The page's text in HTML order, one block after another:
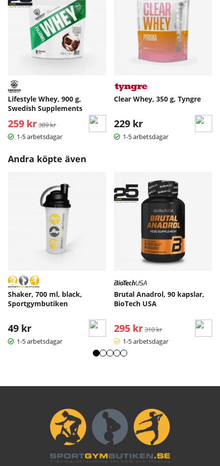
Lifestyle Whey, 900 g,
Swedish Supplements
259 kr Ordinarie pris:
389 kr
1-5 arbetsdagar
Clear Whey, 350 g, Tyngre
229 kr
1-5 arbetsdagar
Andra köpte även
Shaker, 700 ml, black,
Sportgymbutiken
49 kr
1-5 arbetsdagar
Brutal Anadrol, 90 kapslar,
BioTech USA
295 kr Ordinarie pris:
310 kr
1-5 arbetsdagar